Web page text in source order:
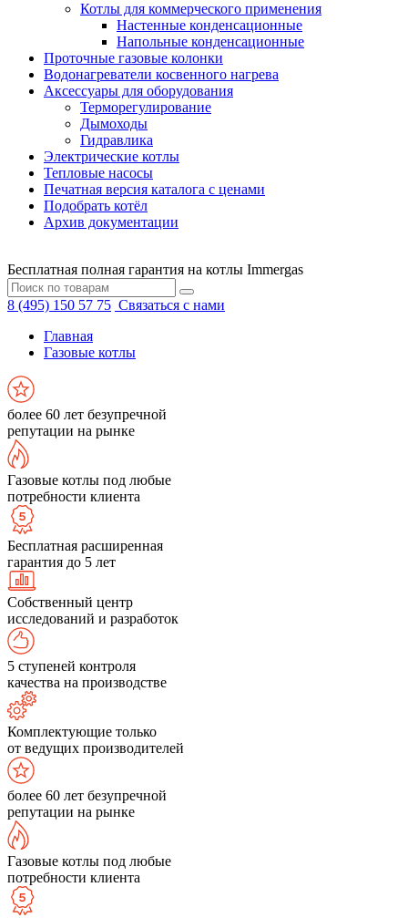
Котлы для коммерческого применения
Настенные конденсационные
Напольные конденсационные
Проточные газовые колонки
Водонагреватели косвенного нагрева
Аксессуары для оборудования
Терморегулирование
Дымоходы
Гидравлика
Электрические котлы
Тепловые насосы
Печатная версия каталога с ценами
Подобрать котёл
Архив документации
Бесплатная полная гарантия на котлы Immergas
8 (495) 150 57 75 Связаться с нами
Главная
Газовые котлы
более 60 лет безупречной
репутации на рынке
Газовые котлы под любые
потребности клиента
Бесплатная расширенная
гарантия до 5 лет
Собственный центр
исследований и разработок
5 ступеней контроля
качества на производстве
Комплектующие только
от ведущих производителей
более 60 лет безупречной
репутации на рынке
Газовые котлы под любые
потребности клиента